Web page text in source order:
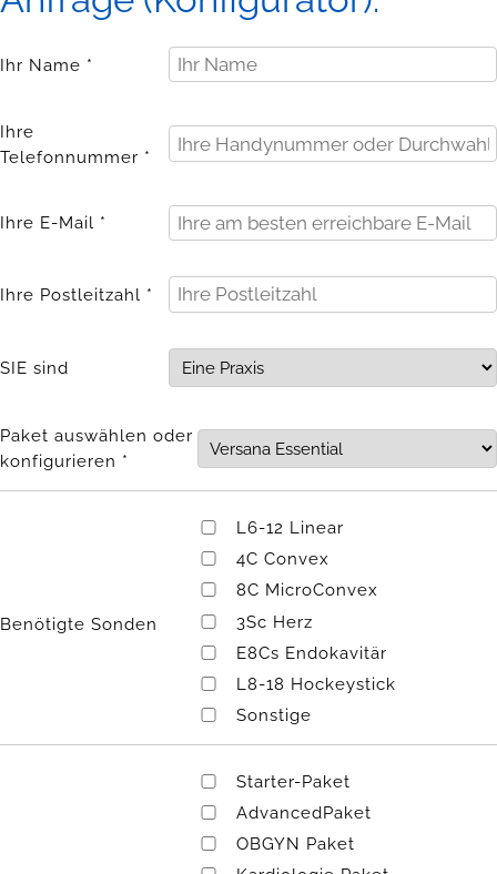
Ihr Name *
Ihre
Telefonnummer *
Ihre E-Mail *
Ihre Postleitzahl *
SIE sind
Paket auswählen oder
konfigurieren *
Benötigte Sonden
L6-12 Linear
4C Convex
8C MicroConvex
3Sc Herz
E8Cs Endokavitär
L8-18 Hockeystick
Sonstige
Starter-Paket
AdvancedPaket
OBGYN Paket